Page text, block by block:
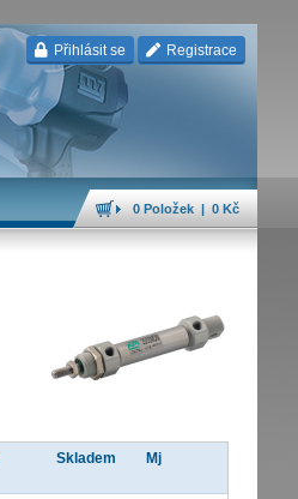
Přihlásit se Registrace
0 Položek | 0 Kč
Skladem Mj